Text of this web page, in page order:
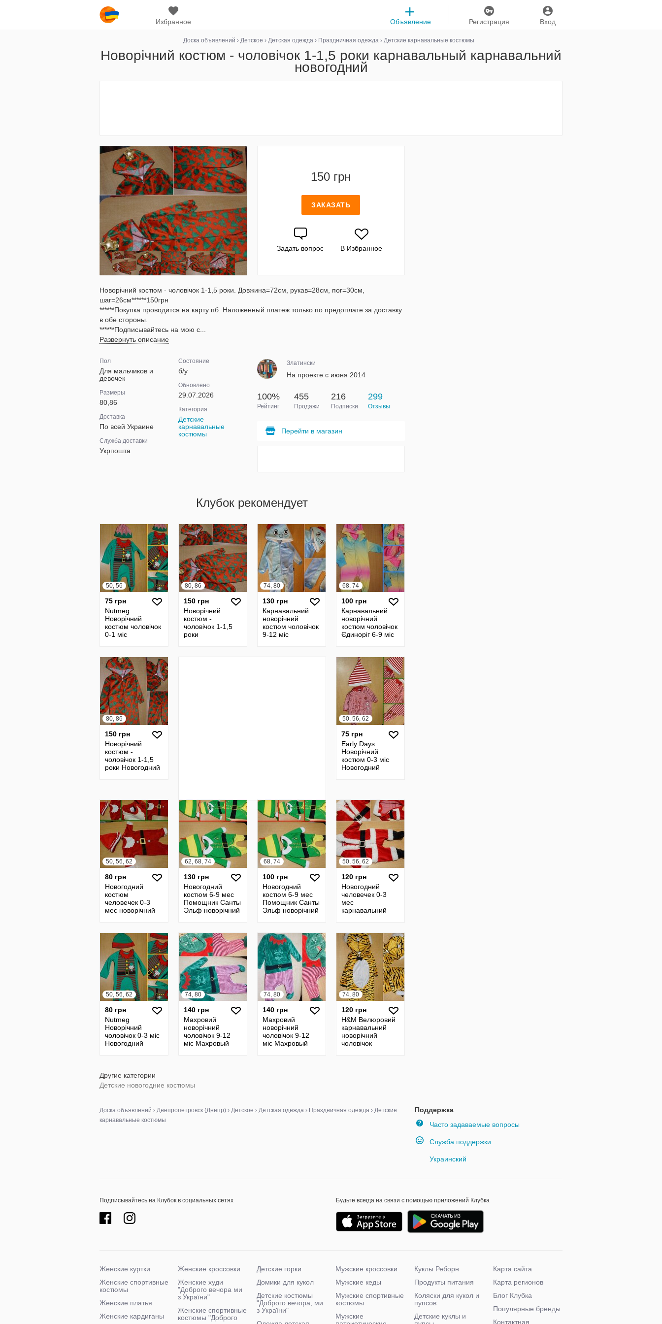
Избранное Вход
Регистрация
Объявление
Доска объявлений › Детское › Детская одежда› Праздничная одежда› Детские карнавальные костюмы
Новорічний костюм - чоловічок 1-1,5 роки карнавальный карнавальний
новогодний
150 грн
ЗАКАЗАТЬ
Задать вопрос В Избранное
Новорічний костюм - чоловічок 1-1,5 роки. Довжина=72см, рукав=28см, пог=30см,
шаг=26см******150грн
******Покупка проводится на карту пб. Наложенный платеж только по предоплате за доставку
в обе стороны.
******Подписывайтесь на мою с...
Развернуть описание
Пол
Для мальчиков и
девочек
Размеры
80,86
Доставка
По всей Украине
Служба доставки
Укрпошта
Состояние
б/у
Обновлено
29.07.2026
Категория
Детские
карнавальные
костюмы
Златински
На проекте с июня 2014
100%
Рейтинг
455
Продажи
216
Подписки
299
Отзывы
Перейти в магазин
Клубок рекомендует
50, 56
75 грн
Nutmeg
Новорічний
костюм чоловічок
0-1 міс
человечек
80, 86
150 грн
Новорічний
костюм -
чоловічок 1-1,5
роки
74, 80
130 грн
Карнавальний
новорічний
костюм чоловічок
9-12 міс
68, 74
100 грн
Карнавальний
новорічний
костюм чоловічок
Єдиноріг 6-9 міс
человечек
Единорог
80, 86
150 грн
Новорічний
костюм -
чоловічок 1-1,5
роки Новогодний
50, 56, 62
75 грн
Early Days
Новорічний
костюм 0-3 міс
Новогодний
50, 56, 62
80 грн
Новогодний
костюм
человечек 0-3
мес новорічний
62, 68, 74
130 грн
Новогодний
костюм 6-9 мес
Помощник Санты
Эльф новорічний
человечек
68, 74
100 грн
Новогодний
костюм 6-9 мес
Помощник Санты
Эльф новорічний
человечек
50, 56, 62
120 грн
Новогодний
человечек 0-3
мес
карнавальний
чоловічок костюм
50, 56, 62
80 грн
Nutmeg
Новорічний
чоловічок 0-3 міс
Новогодний
74, 80
140 грн
Махровий
новорічний
чоловічок 9-12
міс Махровый
74, 80
140 грн
Махровий
новорічний
чоловічок 9-12
міс Махровый
74, 80
120 грн
H&M Велюровий
карнавальний
новорічний
чоловічок
Другие категории
Детские новогодние костюмы
Поддержка
Часто задаваемые вопросы
Служба поддержки
Украинский
Доска объявлений › Днепропетровск (Днепр) › Детское › Детская одежда › Праздничная одежда › Детские
карнавальные костюмы
Подписывайтесь на Клубок в социальных сетях Будьте всегда на связи с помощью приложений Клубка
Женские куртки
Женские спортивные
костюмы
Женские платья
Женские кардиганы
Женские кроссовки
Женские худи
"Доброго вечора ми
з України"
Женские спортивные
костюмы "Доброго
Детские горки
Домики для кукол
Детские костюмы
"Доброго вечора, ми
з України"
Мужские кроссовки
Мужские кеды
Мужские спортивные
костюмы
Мужские
Куклы Реборн
Продукты питания
Коляски для кукол и
пупсов
Детские куклы и
Карта сайта
Карта регионов
Блог Клубка
Популярные бренды
Контактная